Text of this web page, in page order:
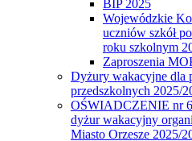
BIP 2025
Wojewódzkie
uczniów szkół
roku szkolnym
Zaproszenia
Dyżury wakacyjne dla
przedszkolnych 2025/
OŚWIADCZENIE nr 6
dyżur wakacyjny
Miasto Orzesze 2025/